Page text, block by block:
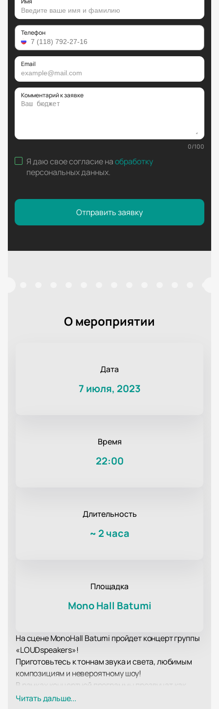
Телефон
Email
Комментарий к заявке
0/100
Я даю свое согласие наобработку
персональных данных.
Отправить заявку
О мероприятии
Дата
7 июля, 2023
Время
22:00
Длительность
~ 2 часа
Площадка
Mono Hall Batumi
На сцене MonoHall Batumi пройдет концерт группы
«LOUDspeakers»!
Приготовьтесь к тоннам звука и света, любимым
композициям и невероятному шоу!
В рамках концертной программы прозвучат как
хорошо известные поклонникам творчества группы
Читать дальше...